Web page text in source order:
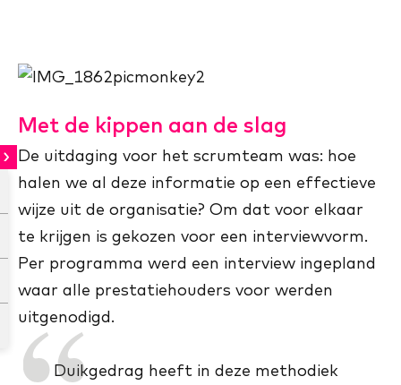
Met de kippen aan de slag
De uitdaging voor het scrumteam was: hoe
halen we al deze informatie op een effectieve
wijze uit de organisatie? Om dat voor elkaar
te krijgen is gekozen voor een interviewvorm.
Per programma werd een interview ingepland
waar alle prestatiehouders voor werden
uitgenodigd.
Duikgedrag heeft in deze methodiek